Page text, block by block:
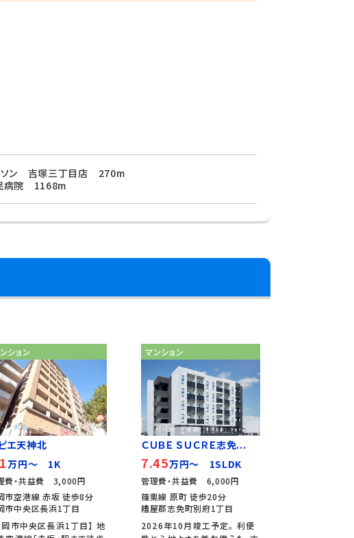
ソン 吉塚三丁目店 270m
病院 1168m
ション
エ天神北
万円～ 1K
費・共益費 3,000円
市空港線 赤坂 徒歩8分
市中央区長浜1丁目
岡市中央区長浜1丁目】 地
マンション
ＣＵＢＥ ＳＵＣＲＥ志免...
7.45万円～ 1SLDK
管理費・共益費 6,000円
篠栗線 原町 徒歩20分
糟屋郡志免町別府1丁目
2026年10月竣工予定。 利便